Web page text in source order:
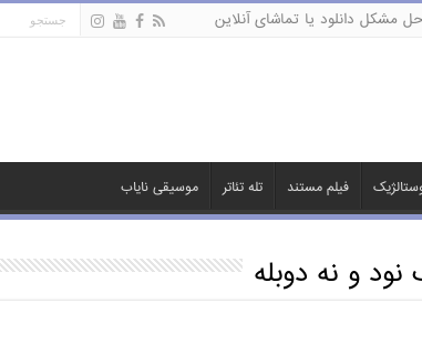
حل مشکل دانلود یا تماشای آنلاین
فیلم مستند تله تئاتر موسیقی نایاب
و نه دوبله